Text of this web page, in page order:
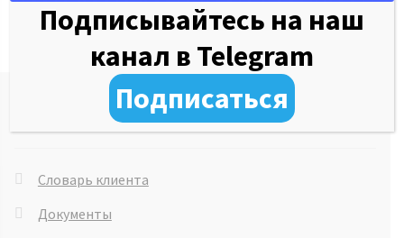
Документы
Словарь клиента
Документы
Подписывайтесь на наш
канал в Telegram
Подписаться